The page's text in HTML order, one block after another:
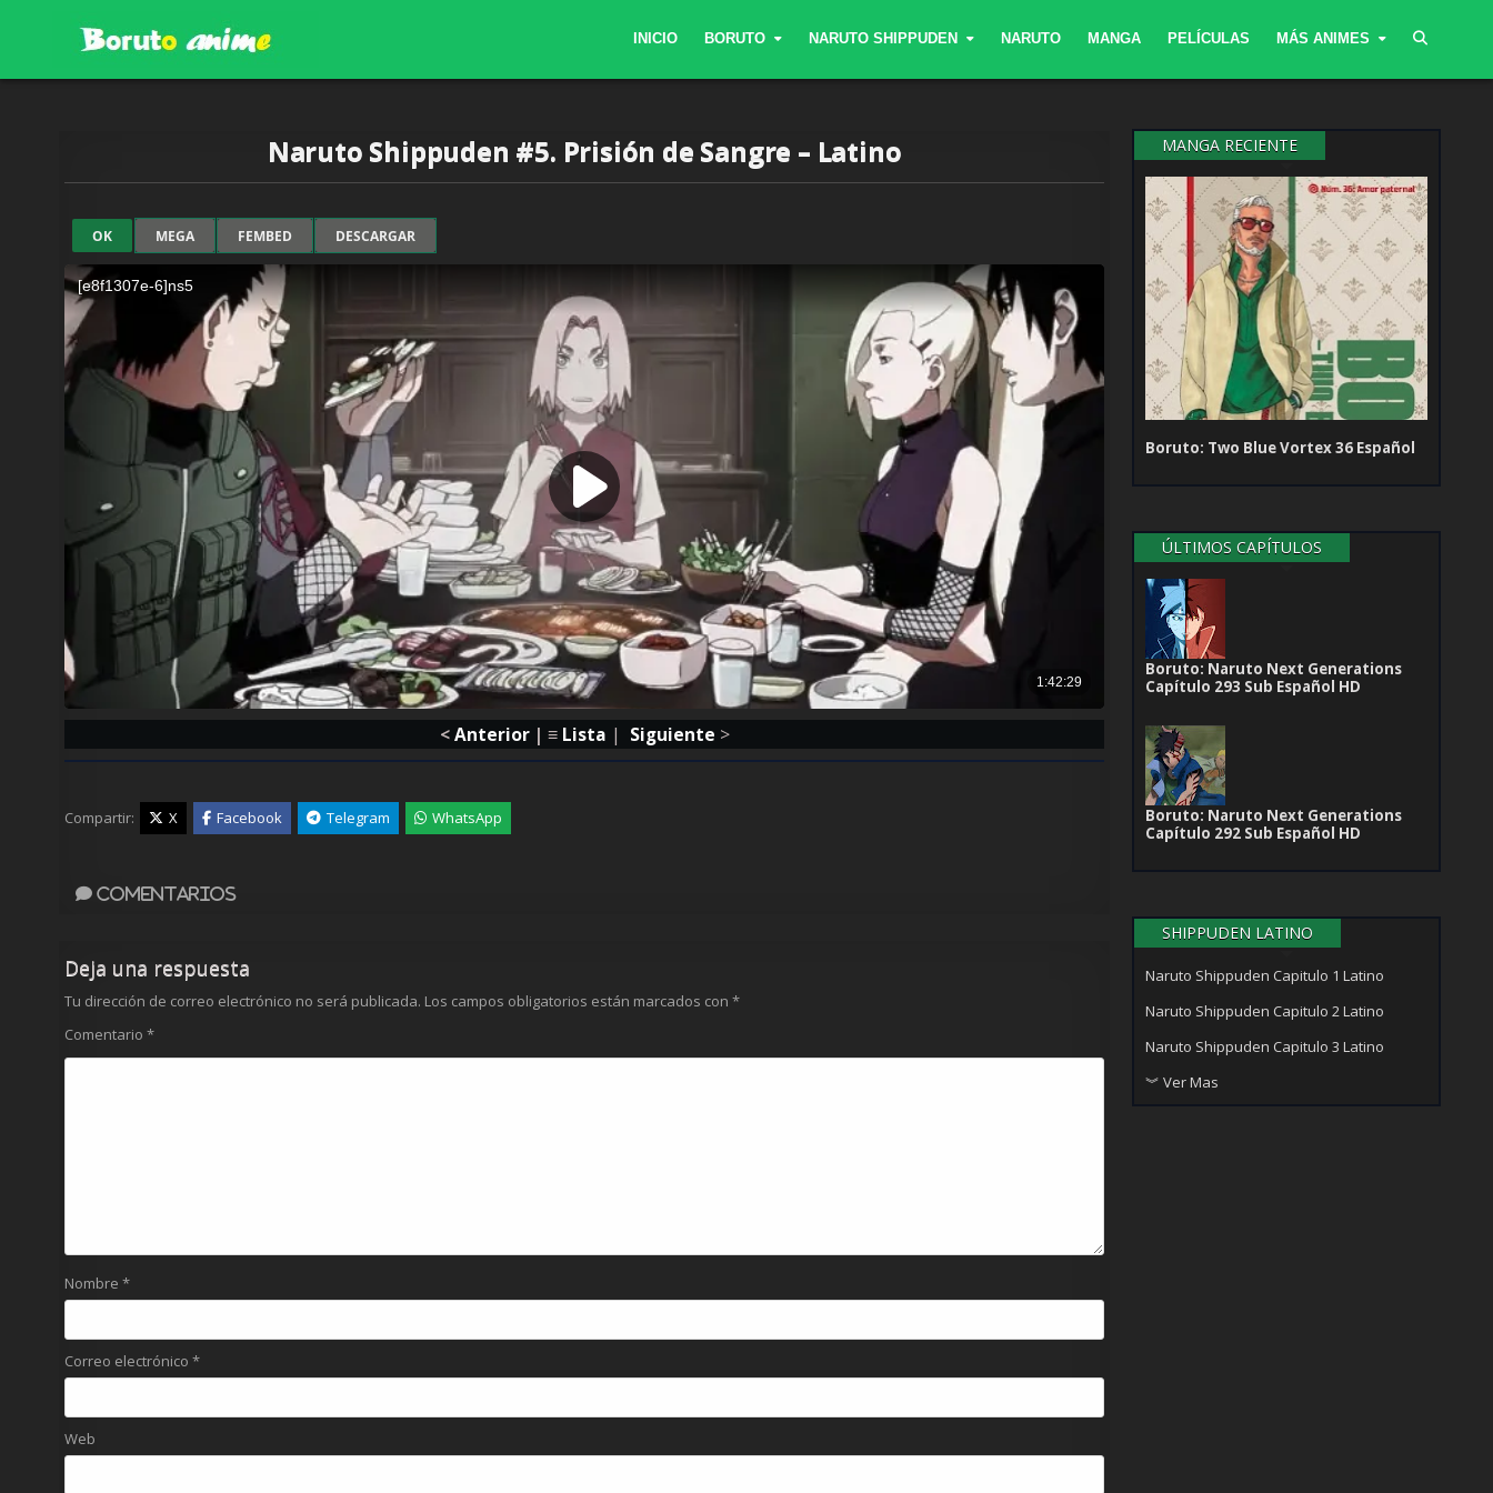
BORUTOANIME.ONLINE
INICIO BORUTO NARUTO SHIPPUDEN NARUTO MANGA PELÍCULAS MÁS ANIMES
Naruto Shippuden #5. Prisión de Sangre – Latino
OK MEGA FEMBED DESCARGAR
<Anterior| ≡ Lista | Siguiente >
Compartir: X Facebook Telegram WhatsApp
Comentarios
Deja una respuesta
Tu dirección de correo electrónico no será publicada. Los campos obligatorios están marcados con*
Comentario*
Nombre*
Correo electrónico*
Web
MANGA RECIENTE
Boruto: Two Blue Vortex 36 Español
ÚLTIMOS CAPÍTULOS
Boruto: Naruto Next Generations
Capítulo 293 Sub Español HD
Boruto: Naruto Next Generations
Capítulo 292 Sub Español HD
SHIPPUDEN LATINO
Naruto Shippuden Capitulo 1 Latino
Naruto Shippuden Capitulo 2 Latino
Naruto Shippuden Capitulo 3 Latino
︾ Ver Mas